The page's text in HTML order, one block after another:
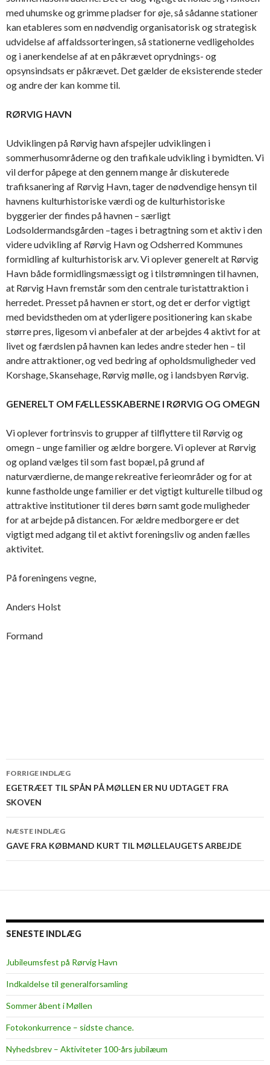
med uhumske og grimme pladser for øje, så sådanne stationer
kan etableres som en nødvendig organisatorisk og strategisk
udvidelse af affaldssorteringen, så stationerne vedligeholdes
og i anerkendelse af at en påkrævet oprydnings- og
opsynsindsats er påkrævet. Det gælder de eksisterende steder
og andre der kan komme til.
RØRVIG HAVN
Udviklingen på Rørvig havn afspejler udviklingen i
sommerhusområderne og den trafikale udvikling i bymidten. Vi
vil derfor påpege at den gennem mange år diskuterede
trafiksanering af Rørvig Havn, tager de nødvendige hensyn til
havnens kulturhistoriske værdi og de kulturhistoriske
byggerier der findes på havnen – særligt
Lodsoldermandsgården –tages i betragtning som et aktiv i den
videre udvikling af Rørvig Havn og Odsherred Kommunes
formidling af kulturhistorisk arv. Vi oplever generelt at Rørvig
Havn både formidlingsmæssigt og i tilstrømningen til havnen,
at Rørvig Havn fremstår som den centrale turistattraktion i
herredet. Presset på havnen er stort, og det er derfor vigtigt
med bevidstheden om at yderligere positionering kan skabe
større pres, ligesom vi anbefaler at der arbejdes 4 aktivt for at
livet og færdslen på havnen kan ledes andre steder hen – til
andre attraktioner, og ved bedring af opholdsmuligheder ved
Korshage, Skansehage, Rørvig mølle, og i landsbyen Rørvig.
GENERELT OM FÆLLESSKABERNE I RØRVIG OG OMEGN
Vi oplever fortrinsvis to grupper af tilflyttere til Rørvig og
omegn – unge familier og ældre borgere. Vi oplever at Rørvig
og opland vælges til som fast bopæl, på grund af
naturværdierne, de mange rekreative ferieområder og for at
kunne fastholde unge familier er det vigtigt kulturelle tilbud og
attraktive institutioner til deres børn samt gode muligheder
for at arbejde på distancen. For ældre medborgere er det
vigtigt med adgang til et aktivt foreningsliv og anden fælles
aktivitet.
På foreningens vegne,
Anders Holst
Formand
Indlægsnavigation
FORRIGE INDLÆG
EGETRÆET TIL SPÅN PÅ MØLLEN ER NU UDTAGET FRA
SKOVEN
NÆSTE INDLÆG
GAVE FRA KØBMAND KURT TIL MØLLELAUGETS ARBEJDE
SENESTE INDLÆG
Jubileumsfest på Rørvig Havn
Indkaldelse til generalforsamling
Sommer åbent i Møllen
Fotokonkurrence – sidste chance.
Nyhedsbrev – Aktiviteter 100-års jubilæum